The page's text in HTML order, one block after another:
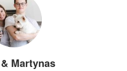
Martynas